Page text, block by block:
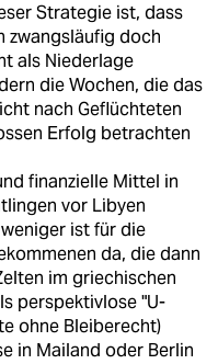
Strategie ist, dass
zwangsläufig doch
als Niederlage
die Wochen, die das
nach Geflüchteten
Erfolg betrachten
finanzielle Mittel in
vor Libyen
ist für die
da, die dann
im griechischen
perspektivlose "U-
ohne Bleiberecht)
in Mailand oder Berlin